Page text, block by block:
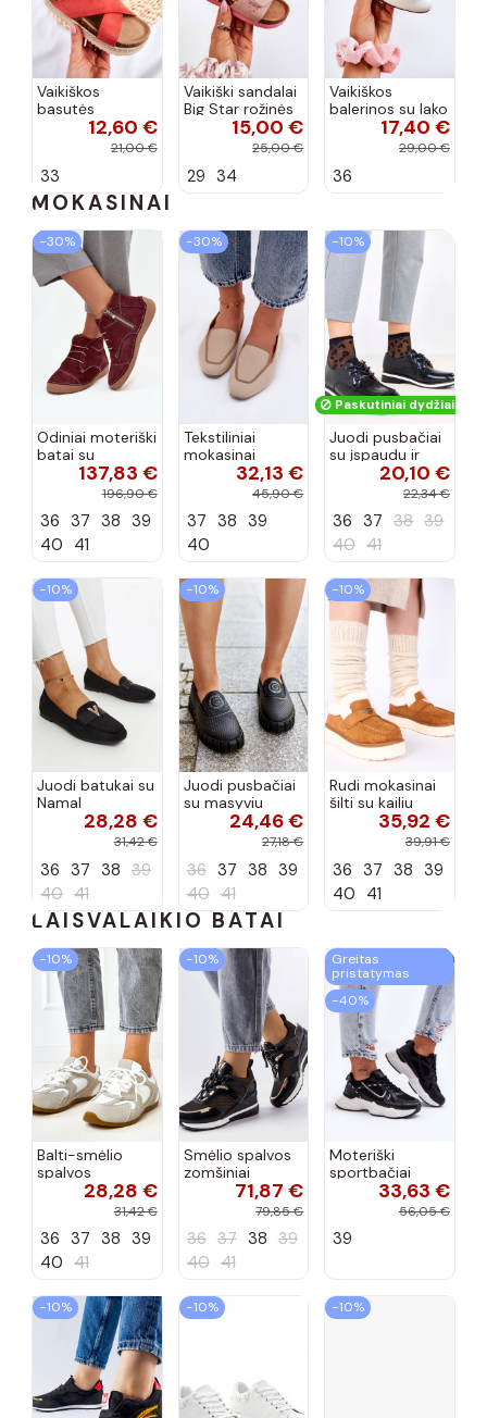
Vaikiškos
basutės
koralinės12,60 €
21,00 €
33
Vaikiški sandalai
Big Star rožinės
spalvos15,00 €
25,00 €
29 34
Vaikiškos
balerinos su lako
efektu ir
kaspinais baltos
17,40 €
29,00 €
36
MOKASINAI
−30%
Odiniai moteriški
batai su
siūlėmis, pilies
tipo, Artiker
spalvos
137,83 €
196,90 €
36 37 38 39
40 41
−30%
Tekstiliniai
mokasinai
smėlio spalvos
32,13 €
45,90 €
37 38 39
40
−10%
Paskutiniai dydžiai!
Juodi pusbačiai
su įspaudu ir
kvadratiniu
priekiu Kerawa
20,10 €
22,34 €
36 37 38 39
40 41
−10%
Juodi batukai su
Namal
dekoracija28,28 €
31,42 €
36 37 38 39
40 41
−10%
Juodi pusbačiai
su masyviu
padu Teska24,46 €
27,18 €
36 37 38 39
40 41
−10%
Rudi mokasinai
šilti su kailiu
35,92 €
39,91 €
36 37 38 39
40 41
LAISVALAIKIO BATAI
−10%
Balti-smėlio
spalvos
sportiniai
Casey
28,28 €
31,42 €
36 37 38 39
40 41
−10%
Smėlio spalvos
zomšiniai
sportiniai
bateliai, „Karino"
71,87 €
79,85 €
36 37 38 39
40 41
Greitas
pristatymas
−40%
Moteriški
sportbačiai
juodos spalvos
33,63 €
56,05 €
39
−10% −10% −10%